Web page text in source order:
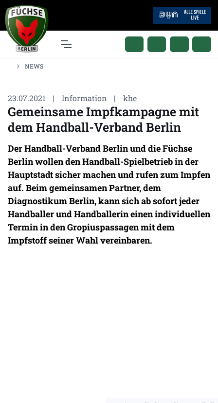
NEWS
23.07.2021 | Information | khe
Gemeinsame Impfkampagne mit
dem Handball-Verband Berlin
Der Handball-Verband Berlin und die Füchse
Berlin wollen den Handball-Spielbetrieb in der
Hauptstadt sicher machen und rufen zum Impfen
auf. Beim gemeinsamen Partner, dem
Diagnostikum Berlin, kann sich ab sofort jeder
Handballer und Handballerin einen individuellen
Termin in den Gropiuspassagen mit dem
Impfstoff seiner Wahl vereinbaren.